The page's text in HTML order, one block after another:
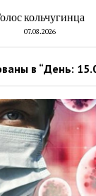
кольчугинца
07.08.2026
в “День: